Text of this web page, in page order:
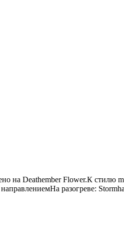
на Deathember Flower.К стилю
разогреве: